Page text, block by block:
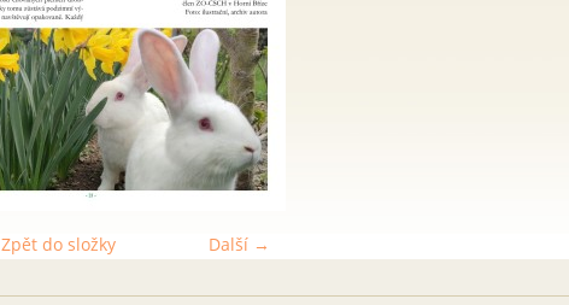
Další →
Zpět do složky